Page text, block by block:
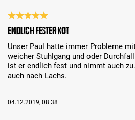
Reseña con calificación de 5 de 5
Endlich fester Kot
Unser Paul hatte immer Probleme
weicher Stuhlgang und oder
ist er endlich fest und nimmt auch
auch nach Lachs.
04.12.2019, 08:38